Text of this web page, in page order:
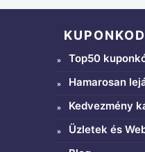
Top50
Hamarosan
Kedvezmény
Üzletek és